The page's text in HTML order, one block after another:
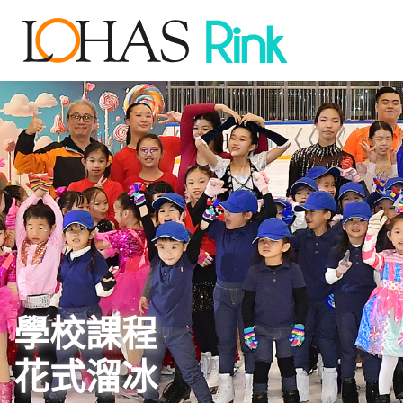
學校課程
花式溜冰